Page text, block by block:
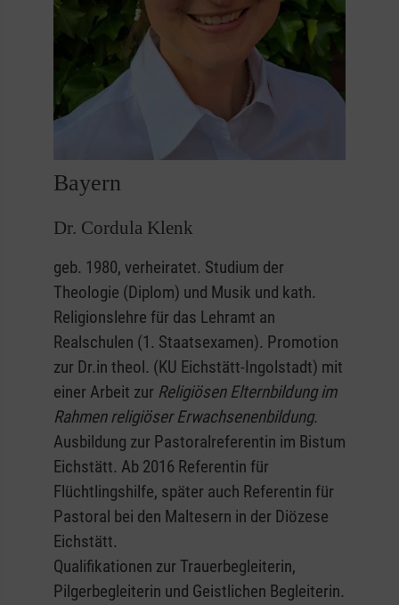
Bayern
Dr. Cordula Klenk
geb. 1980, verheiratet. Studium der
Theologie (Diplom) und Musik und kath.
Religionslehre für das Lehramt an
Realschulen (1. Staatsexamen). Promotion
zur Dr.in theol. (KU Eichstätt-Ingolstadt) mit
einer Arbeit zur Religiösen Elternbildung im
Rahmen religiöser Erwachsenenbildung.
Ausbildung zur Pastoralreferentin im Bistum
Eichstätt. Ab 2016 Referentin für
Flüchtlingshilfe, später auch Referentin für
Pastoral bei den Maltesern in der Diözese
Eichstätt.
Qualifikationen zur Trauerbegleiterin,
Pilgerbegleiterin und Geistlichen Begleiterin.